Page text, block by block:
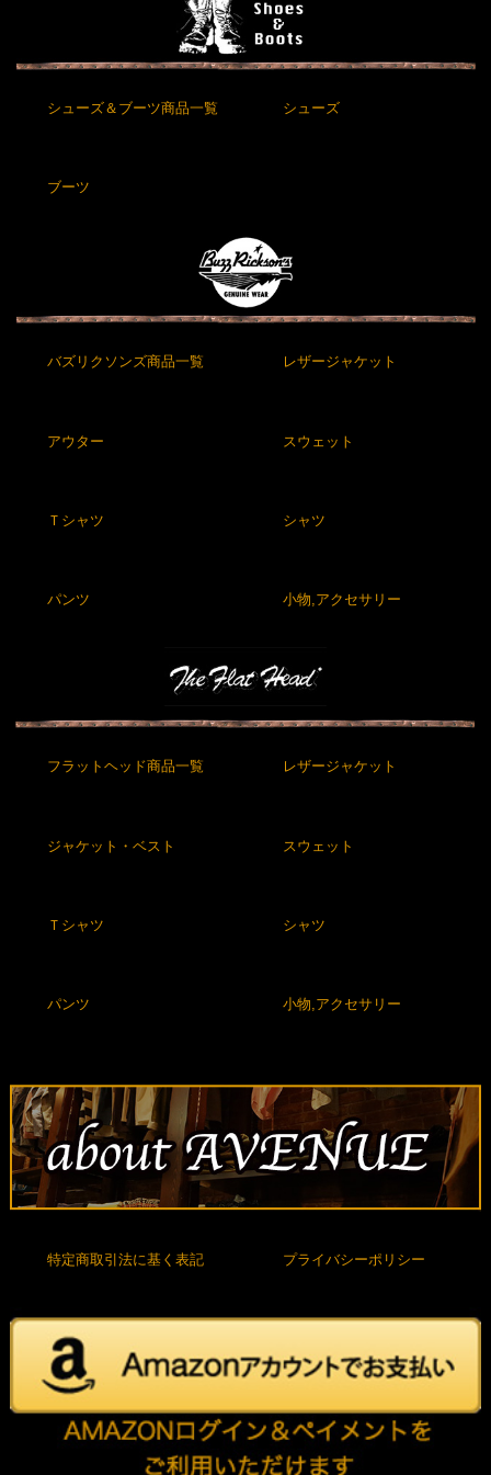
シューズ＆ブーツ商品一覧 シューズ
ブーツ
バズリクソンズ商品一覧 レザージャケット
アウター スウェット
Ｔシャツ シャツ
パンツ 小物,アクセサリー
フラットヘッド商品一覧 レザージャケット
ジャケット・ベスト スウェット
Ｔシャツ シャツ
パンツ 小物,アクセサリー
特定商取引法に基く表記 プライバシーポリシー